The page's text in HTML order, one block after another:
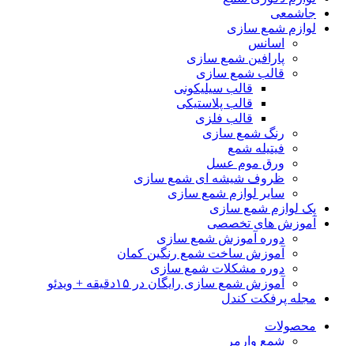
جاشمعی
لوازم شمع سازی
اسانس
پارافین شمع سازی
قالب شمع سازی
قالب سیلیکونی
قالب پلاستیکی
قالب فلزی
رنگ شمع سازی
فیتیله شمع
ورق موم عسل
ظروف شیشه ای شمع سازی
سایر لوازم شمع سازی
پک لوازم شمع سازی
آموزش های تخصصی
دوره آموزش شمع سازی
آموزش ساخت شمع رنگین کمان
دوره مشکلات شمع سازی
آموزش شمع سازی رایگان در ۱۵دقیقه + ویدئو
مجله پرفکت کندل
محصولات
شمع وارمر